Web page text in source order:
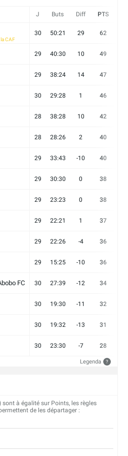
J Buts Diff PTS
CAF
30 50:21 29 62
29 40:30 10 49
29 38:24 14 47
30 29:28 1 46
28 38:28 10 42
28 28:26 2 40
29 33:43 -10 40
29 30:30 0 38
29 23:23 0 38
29 22:21 1 37
29 22:26 -4 36
29 15:25 -10 36
FC 30 27:39 -12 34
30 19:30 -11 32
30 19:32 -13 31
30 23:30 -7 28
Legenda ?
à égalité sur Points, les règles
de les départager :